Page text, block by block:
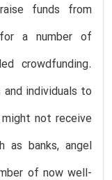
funds from
a number of
crowdfunding.
individuals to
not receive
as banks, angel
of now well-